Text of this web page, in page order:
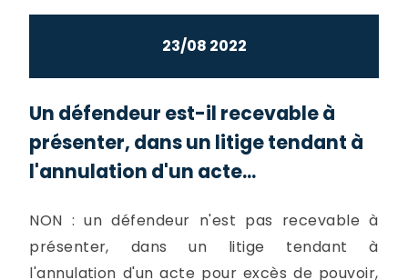
23/08 2022
Un défendeur est-il recevable à
présenter, dans un litige tendant à
l'annulation d'un acte...
NON : un défendeur n'est pas recevable à
présenter, dans un litige tendant à
l'annulation d'un acte pour excès de pouvoir,